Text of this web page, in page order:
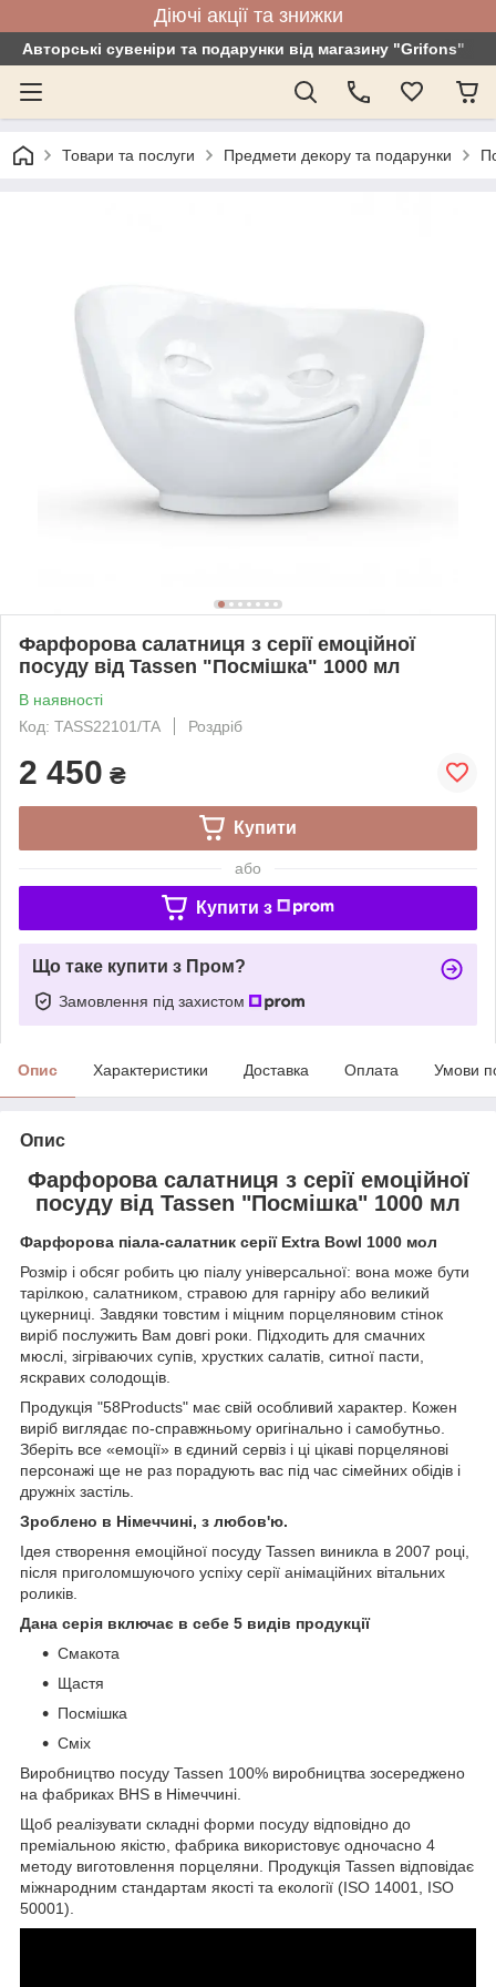
Діючі акції та знижки
Авторські сувеніри та подарунки від магазину "Grifons"
Товари та послуги Предмети декору та подарунки
Фарфорова салатниця з серії емоційної
посуду від Tassen "Посмішка" 1000 мл
В наявності
Код: TASS22101/TA
Роздріб
2 450 ₴
Купити
або
Купити з
Що таке купити з Пром?
Замовлення під захистом
Опис Характеристики Доставка Оплата Умови
Опис
Фарфорова салатниця з серії емоційної
посуду від Tassen "Посмішка" 1000 мл
Фарфорова піала-салатник серії Extra Bowl 1000 мол
Розмір і обсяг робить цю піалу універсальної: вона може бути
тарілкою, салатником, стравою для гарніру або великий
цукерниці. Завдяки товстим і міцним порцеляновим стінок
виріб послужить Вам довгі роки. Підходить для смачних
мюслі, зігріваючих супів, хрустких салатів, ситної пасти,
яскравих солодощів.
Продукція "58Products" має свій особливий характер. Кожен
виріб виглядає по-справжньому оригінально і самобутньо.
Зберіть все «емоції» в єдиний сервіз і ці цікаві порцелянові
персонажі ще не раз порадують вас під час сімейних обідів і
дружніх застіль.
Зроблено в Німеччині, з любов'ю.
Ідея створення емоційної посуду Tassen виникла в 2007 році,
після приголомшуючого успіху серії анімаційних вітальних
роликів.
Дана серія включає в себе 5 видів продукції
Смакота
Щастя
Посмішка
Сміх
Виробництво посуду Tassen 100% виробництва зосереджено
на фабриках BHS в Німеччині.
Щоб реалізувати складні форми посуду відповідно до
преміальною якістю, фабрика використовує одночасно 4
методу виготовлення порцеляни. Продукція Tassen відповідає
міжнародним стандартам якості та екології (ISO 14001, ISO
50001).